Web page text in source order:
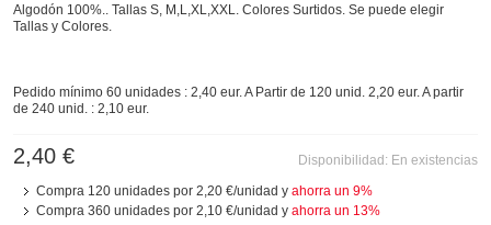
Algodón 100%.. Tallas S, M,L,XL,XXL. Colores Surtidos. Se puede elegir
Tallas y Colores.
Pedido mínimo 60 unidades : 2,40 eur. A Partir de 120 unid. 2,20 eur. A partir
de 240 unid. : 2,10 eur.
Disponibilidad: En existencias
2,40 €
Compra 120 unidades por 2,20 €/unidad y ahorra un 9%
Compra 360 unidades por 2,10 €/unidad y ahorra un 13%